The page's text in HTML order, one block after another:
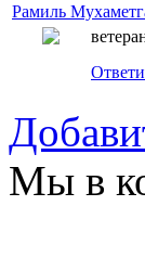
Рамиль
Мы в